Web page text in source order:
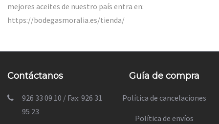
mejores aceites de nuestro país entra en:
https://bodegasmoralia.es/tienda/
Contáctanos
926 33 09 10 / Fax: 926 31
95 23
Guía de compra
Política de cancelaciones
Política de envíos